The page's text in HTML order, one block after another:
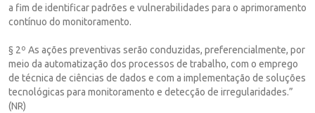
a fim de identificar padrões e vulnerabilidades para o aprimoramento
contínuo do monitoramento.
§ 2º As ações preventivas serão conduzidas, preferencialmente, por
meio da automatização dos processos de trabalho, com o emprego
de técnica de ciências de dados e com a implementação de soluções
tecnológicas para monitoramento e detecção de irregularidades.”
(NR)